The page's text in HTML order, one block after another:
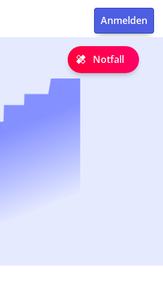
Notfall